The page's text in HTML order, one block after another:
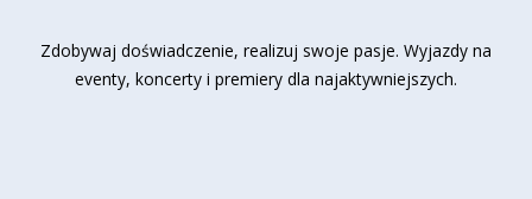
Zdobywaj doświadczenie, realizuj swoje pasje. Wyjazdy na
eventy, koncerty i premiery dla najaktywniejszych.